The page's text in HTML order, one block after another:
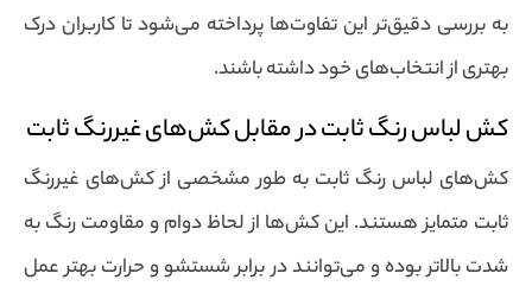
به بررسی دقیق‌تر این تفاوت‌ها پرداخته می‌شود تا کاربران درک
بهتری از انتخاب‌های خود داشته باشند.
کش لباس رنگ ثابت در مقابل کش‌های غیررنگ ثابت
کش‌های لباس رنگ ثابت به طور مشخصی از کش‌های غیررنگ
ثابت متمایز هستند. این کش‌ها از لحاظ دوام و مقاومت رنگ به
شدت بالاتر بوده و می‌توانند در برابر شستشو و حرارت بهتر عمل